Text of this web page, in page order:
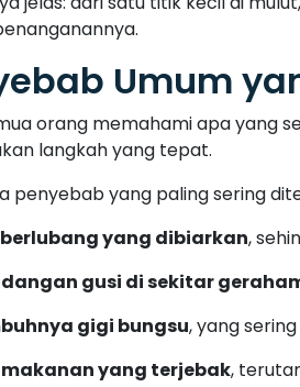
Umum
orang memahami apa yang
langkah yang tepat.
penyebab yang paling sering
yang dibiarkan,
gusi di sekitar
gigi bungsu, yang
makanan yang terjebak,